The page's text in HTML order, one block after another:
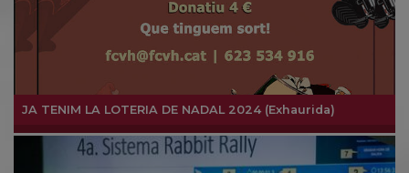
JA TENIM LA LOTERIA DE NADAL 2024 (Exhaurida)